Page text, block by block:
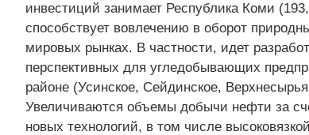
инвестиций занимает Республика Коми
способствует вовлечению в оборот
мировых рынках. В частности, идет
перспективных для угледобывающих
районе (Усинское, Сейдинское,
Увеличиваются объемы добычи нефти за
новых технологий, в том числе